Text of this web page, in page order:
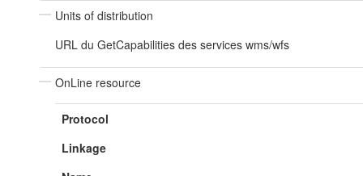
Units of distribution
URL du GetCapabilities des services wms/wfs
OnLine resource
Protocol
Linkage